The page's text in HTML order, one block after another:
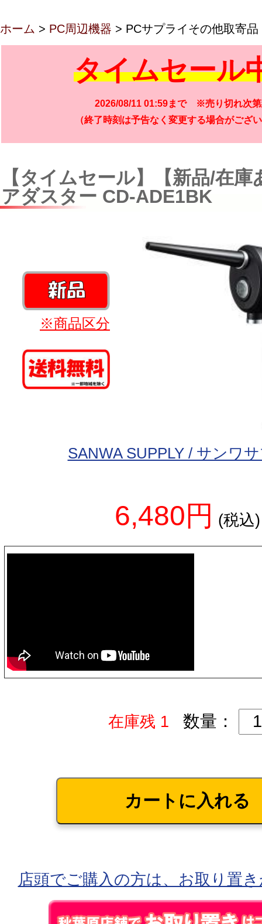
ホーム > PC周辺機器 > PCサプライその他取寄品
タイムセール
2026/08/11 01:59まで ※売り切れ次第
（終了時刻は予告なく変更する場合がござ
【タイムセール】【新品/在
アダスター CD-ADE1BK
※商品区分
SANWA SUPPLY / サンワ
6,480円 (税込)
在庫残 1 数量：
店頭でご購入の方は、お取り置